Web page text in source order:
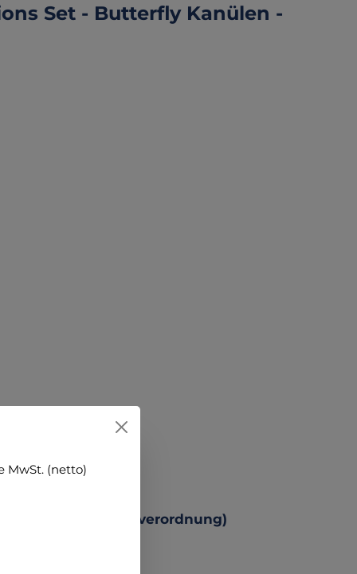
Set - Butterfly Kanülen -
MwSt. (netto)